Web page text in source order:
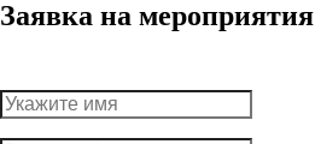
Заявка на мероприятия